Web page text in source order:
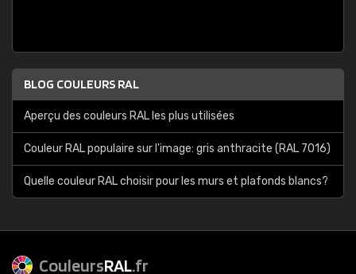
BLOG COULEURS RAL
Aperçu des couleurs RAL les plus utilisées
Couleur RAL populaire sur l'image: gris anthracite (RAL 7016)
Quelle couleur RAL choisir pour les murs et plafonds blancs?
CouleursRAL.fr